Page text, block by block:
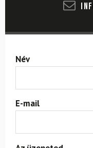
Név
E-mail